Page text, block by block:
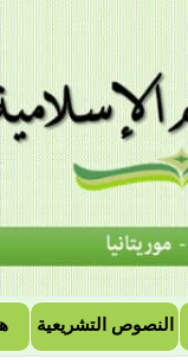
النصوص التشريعية